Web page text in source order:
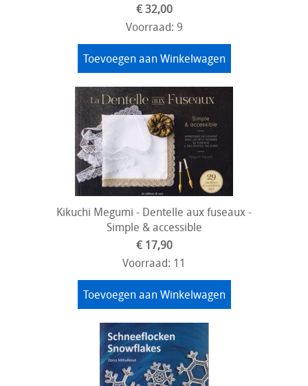
€ 32,00
Voorraad: 9
Toevoegen aan Winkelwagen
Kikuchi Megumi - Dentelle aux fuseaux -
Simple & accessible
€ 17,90
Voorraad: 11
Toevoegen aan Winkelwagen